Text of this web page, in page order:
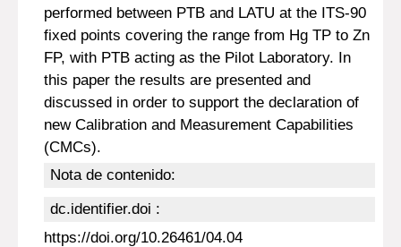
performed between PTB and LATU at the ITS-90
fixed points covering the range from Hg TP to Zn
FP, with PTB acting as the Pilot Laboratory. In
this paper the results are presented and
discussed in order to support the declaration of
new Calibration and Measurement Capabilities
(CMCs).
Nota de contenido:
dc.identifier.doi :
https://doi.org/10.26461/04.04